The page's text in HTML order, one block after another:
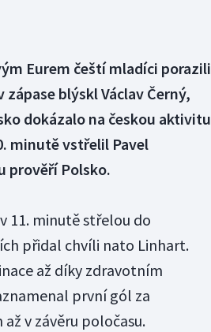
Eurem čeští mladíci porazili
blýskl Václav Černý,
dokázalo na českou aktivitu
minutě vstřelil Pavel
prověří Polsko.
11. minutě střelou do
přidal chvíli nato Linhart.
až díky zdravotním
první gól za
v závěru poločasu.